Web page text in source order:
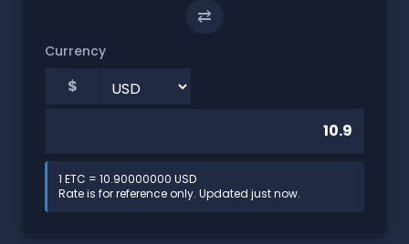
⇄
Currency
$
1 ETC = 10.90000000 USD
Rate is for reference only. Updated just now.